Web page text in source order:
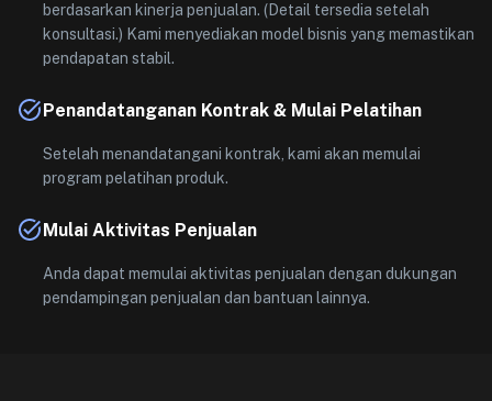
berdasarkan kinerja penjualan. (Detail tersedia setelah
konsultasi.) Kami menyediakan model bisnis yang memastikan
pendapatan stabil.
Penandatanganan Kontrak & Mulai Pelatihan
Setelah menandatangani kontrak, kami akan memulai
program pelatihan produk.
Mulai Aktivitas Penjualan
Anda dapat memulai aktivitas penjualan dengan dukungan
pendampingan penjualan dan bantuan lainnya.